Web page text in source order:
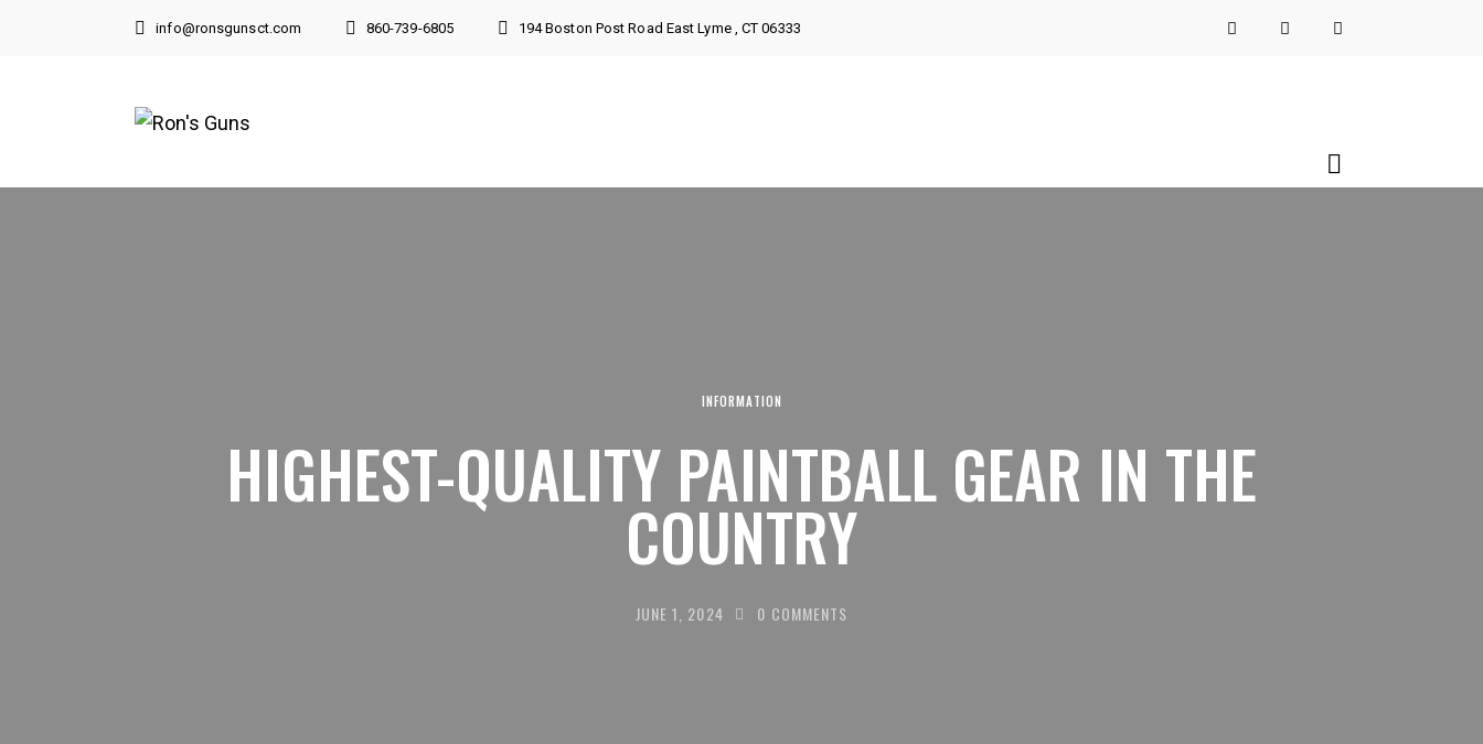
info@ronsgunsct.com 860-739-6805 194 Boston Post Road East Lyme , CT 06333
860-739-6805
194 Boston Post Road
East Lyme , CT 06333
INFORMATION
HIGHEST-QUALITY PAINTBALL GEAR IN THE
COUNTRY
JUNE 1, 2024 0 COMMENTS